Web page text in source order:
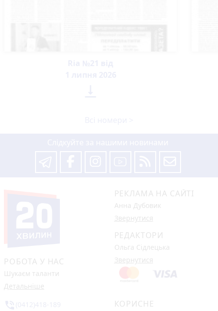
РОБОТА У НАС
Шукаєм таланти
Детальніше
РЕКЛАМА НА САЙТІ
Анна Дубовик
Звернутися
РЕДАКТОРИ
Ольга Сідлецька
Звернутися
КОРИСНЕ